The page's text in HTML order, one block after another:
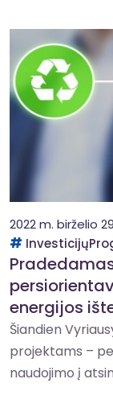
2022 m. birželio
energijos
Šiandien
projektams –
naudojimo į